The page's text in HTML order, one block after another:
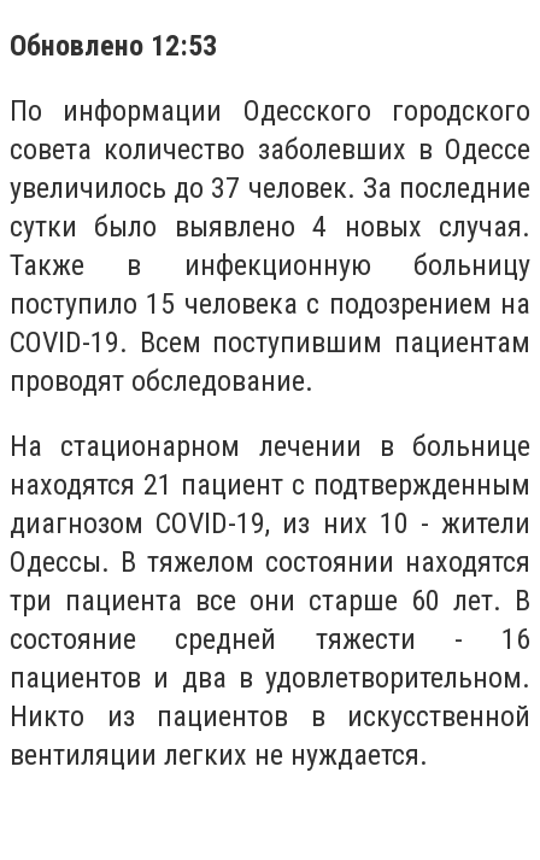
Обновлено 12:53
По информации Одесского городского
совета количество заболевших в Одессе
увеличилось до 37 человек. За последние
сутки было выявлено 4 новых случая.
Также в инфекционную больницу
поступило 15 человека с подозрением на
COVID-19. Всем поступившим пациентам
проводят обследование.
На стационарном лечении в больнице
находятся 21 пациент с подтвержденным
диагнозом COVID-19, из них 10 - жители
Одессы. В тяжелом состоянии находятся
три пациента все они старше 60 лет. В
состояние средней тяжести - 16
пациентов и два в удовлетворительном.
Никто из пациентов в искусственной
вентиляции легких не нуждается.